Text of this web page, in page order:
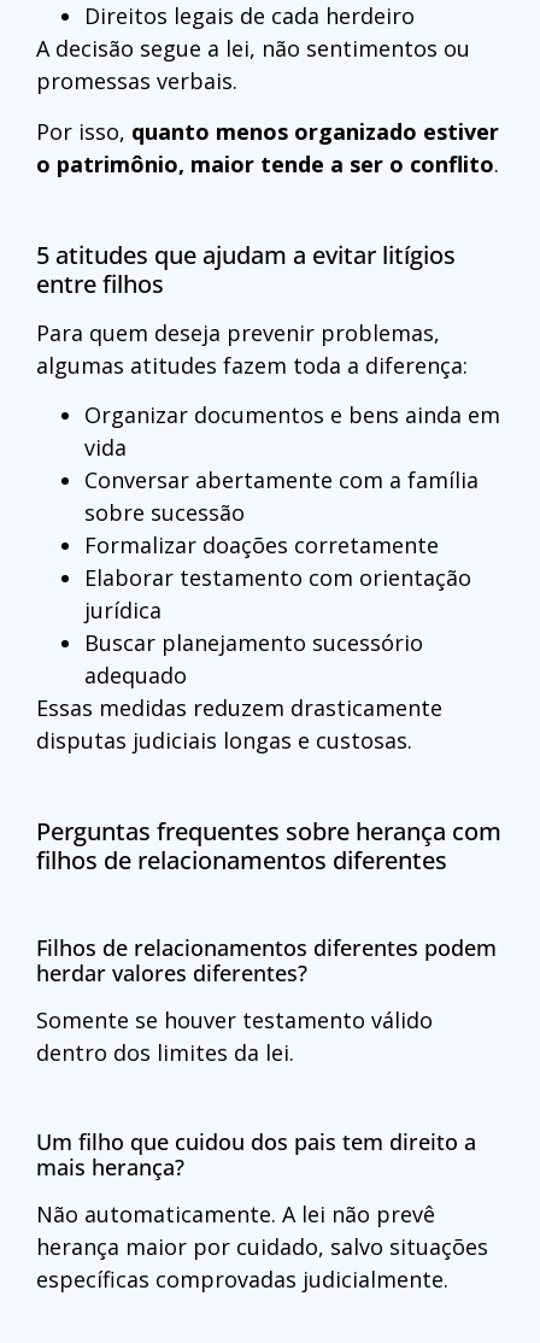
Direitos legais de cada herdeiro
A decisão segue a lei, não sentimentos ou
promessas verbais.
Por isso, quanto menos organizado estiver
o patrimônio, maior tende a ser o conflito.
5 atitudes que ajudam a evitar litígios
entre filhos
Para quem deseja prevenir problemas,
algumas atitudes fazem toda a diferença:
Organizar documentos e bens ainda em
vida
Conversar abertamente com a família
sobre sucessão
Formalizar doações corretamente
Elaborar testamento com orientação
jurídica
Buscar planejamento sucessório
adequado
Essas medidas reduzem drasticamente
disputas judiciais longas e custosas.
Perguntas frequentes sobre herança com
filhos de relacionamentos diferentes
Filhos de relacionamentos diferentes podem
herdar valores diferentes?
Somente se houver testamento válido
dentro dos limites da lei.
Um filho que cuidou dos pais tem direito a
mais herança?
Não automaticamente. A lei não prevê
herança maior por cuidado, salvo situações
específicas comprovadas judicialmente.